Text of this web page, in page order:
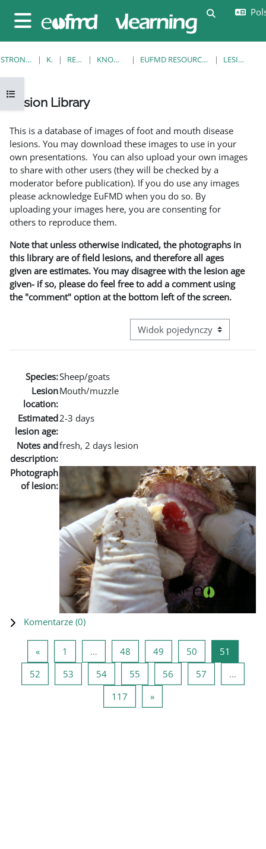
Panel boczny
Otwórz indeks kursu
STRONA GŁÓWNA KURSY RESOURCES KNOWLEDGE BANK EUFMD RESOURCES: CLINICAL DIAGNOSIS LESION LIBRARY
Lesion Library
This is a database of images of foot and mouth disease
lesions. You may download these images to use in your
own presentations. You can also upload your own images
to share with other users (they will be checked by a
moderator before publication). If you do use any images
please acknowledge EuFMD when you do so. By
uploading your images here, you are consenting for
others to reproduce them.
Note that unless otherwise indicated, the photographs in
this library are of field lesions, and therefore all ages
given are estimates. You may disagree with the lesion age
given- if so, please do feel free to add a comment using
the "comment" option at the bottom left of the screen.
Przeglądanie: nawigacja
Species:Sheep/goats
Lesion
location:
Mouth/muzzle
Estimated
lesion age:
2-3 days
Notes and
description:
fresh, 2 days lesion
Photograph
of lesion:
Komentarze (0)
«Poprzednia strona
1 … 48 Strona 48
49 Strona 49
50 Strona 50
51
52 Strona 52
53 Strona 53
54Strona 54
55 Strona 55
56 Strona 56
57
…
117 Strona 117
»Następna strona